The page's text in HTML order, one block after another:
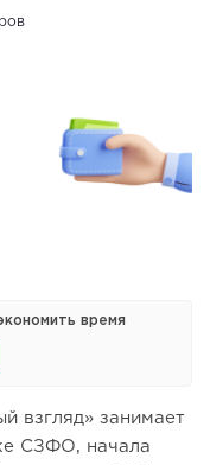
время
взгляд» занимает
СЗФО, начала